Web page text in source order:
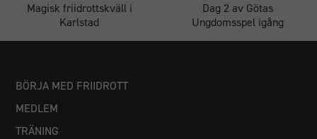
Magisk friidrottskväll i
Karlstad
Dag 2 av Götas
Ungdomsspel igång
BÖRJA MED FRIIDROTT
MEDLEM
TRÄNING